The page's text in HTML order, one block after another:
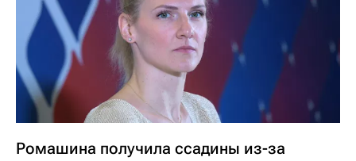
3 августа 2021, 15:28
"Извините, подвиньтесь!"
Женская сборная Австралии по водному поло
России и выстраивала тактически свой путь в